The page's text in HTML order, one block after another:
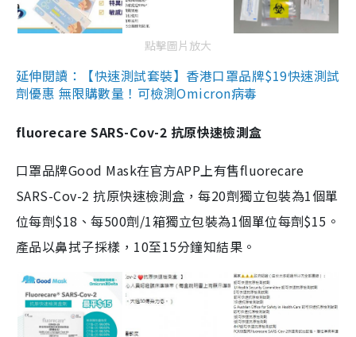
點擊圖片放大
延伸閱讀：【快速測試套裝】香港口罩品牌$19快速測試
劑優惠 無限購數量！可檢測Omicron病毒
fluorecare SARS-Cov-2 抗原快速檢測盒
口罩品牌Good Mask在官方APP上有售fluorecare
SARS-Cov-2 抗原快速檢測盒，每20劑獨立包裝為1個單
位每劑$18、每500劑/1箱獨立包裝為1個單位每劑$15。
產品以鼻拭子採樣，10至15分鐘知結果。